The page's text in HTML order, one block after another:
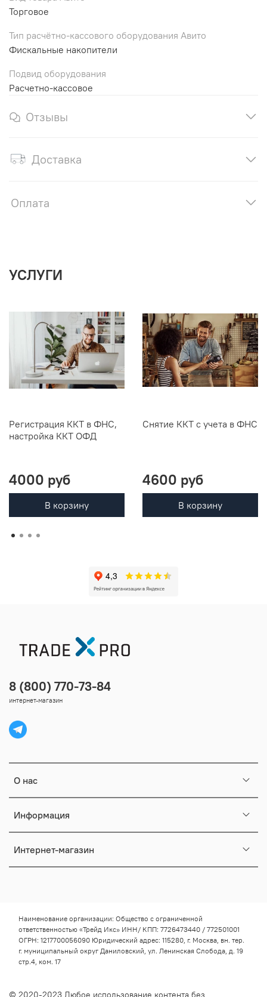
Торговое
Тип расчётно-кассового оборудования Авито
Фискальные накопители
Подвид оборудования
Расчетно-кассовое
Отзывы
Доставка
Оплата
УСЛУГИ
Регистрация ККТ в ФНС,
настройка ККТ ОФД
4000 руб
В корзину
Снятие ККТ с учета в ФНС
4600 руб
В корзину
О нас
Информация
Интернет-магазин
8 (800) 770-73-84
интернет-магазин
Наименование организации: Общество с ограниченной
ответственностью «Трейд Икс» ИНН/ КПП: 7726473440 / 772501001
ОГРН: 1217700056090 Юридический адрес: 115280, г. Москва, вн. тер.
г. муниципальный округ Даниловский, ул. Ленинская Слобода, д. 19
стр.4, ком. 17
© 2020-2023 Любое использование контента без